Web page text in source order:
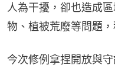
人為干擾，卻也造成
物、植被荒廢等問題，
今次修例拿捏開放與